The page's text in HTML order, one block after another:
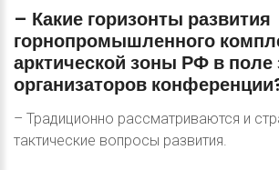
– Какие горизонты развития
горнопромышленного
арктической зоны РФ в поле
организаторов
– Традиционно рассматриваются и
тактические вопросы развития.